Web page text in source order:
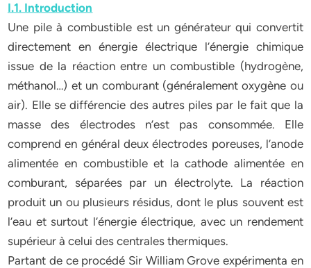
I.1. Introduction
Une pile à combustible est un générateur qui convertit
directement en énergie électrique l’énergie chimique
issue de la réaction entre un combustible (hydrogène,
méthanol…) et un comburant (généralement oxygène ou
air). Elle se différencie des autres piles par le fait que la
masse des électrodes n’est pas consommée. Elle
comprend en général deux électrodes poreuses, l’anode
alimentée en combustible et la cathode alimentée en
comburant, séparées par un électrolyte. La réaction
produit un ou plusieurs résidus, dont le plus souvent est
l’eau et surtout l’énergie électrique, avec un rendement
supérieur à celui des centrales thermiques.
Partant de ce procédé Sir William Grove expérimenta en